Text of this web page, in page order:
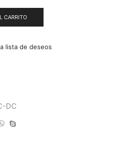
CARRITO
lista de deseos
DC